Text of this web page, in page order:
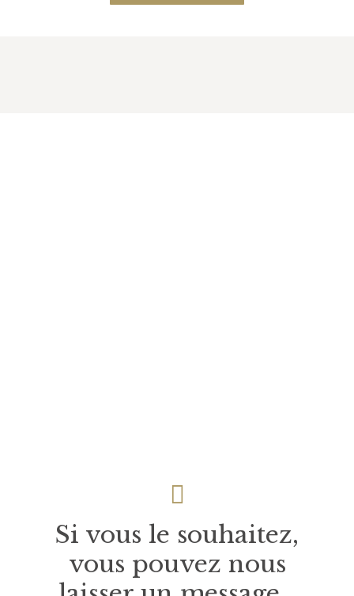
Si vous le souhaitez,
vous pouvez nous